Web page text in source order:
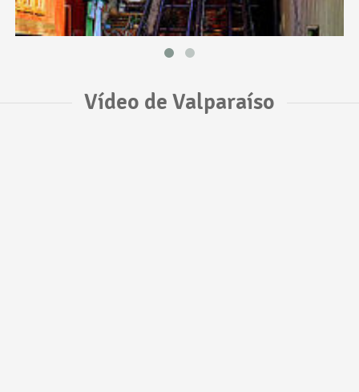
Vídeo de Valparaíso